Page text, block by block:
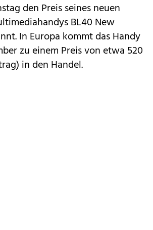
den Preis seines neuen
BL40 New
In Europa kommt das Handy
zu einem Preis von etwa 520
in den Handel.